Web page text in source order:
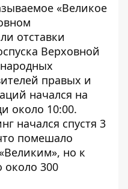
«Великое
отставки
Верховной
правых и
начался на
около 10:00.
начался спустя 3
помешало
но к
около 300